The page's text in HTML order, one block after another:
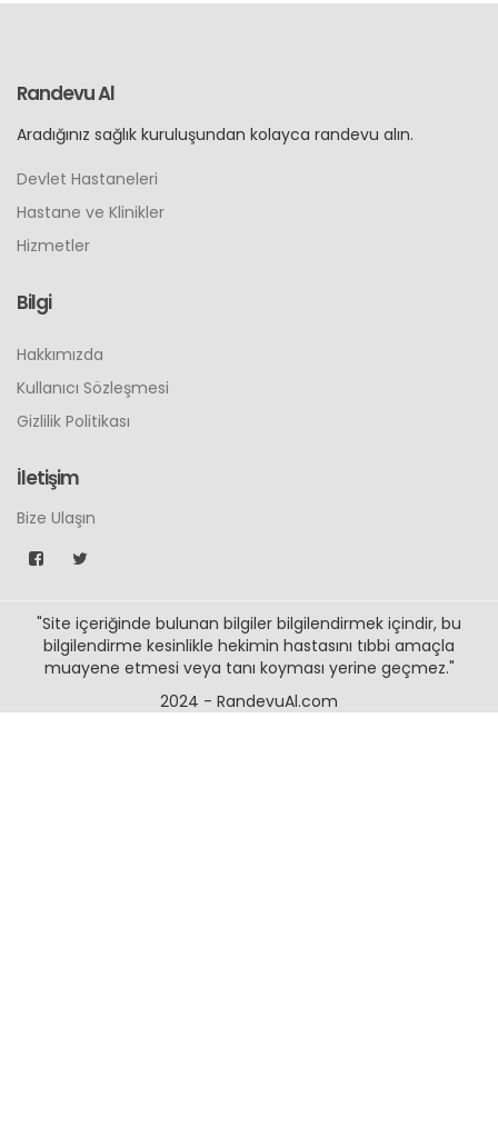
Randevu Al
Aradığınız sağlık kuruluşundan kolayca randevu alın.
Devlet Hastaneleri
Hastane ve Klinikler
Hizmetler
Bilgi
Hakkımızda
Kullanıcı Sözleşmesi
Gizlilik Politikası
İletişim
Bize Ulaşın
"Site içeriğinde bulunan bilgiler bilgilendirmek içindir, bu
bilgilendirme kesinlikle hekimin hastasını tıbbi amaçla
muayene etmesi veya tanı koyması yerine geçmez."
2024 - RandevuAl.com